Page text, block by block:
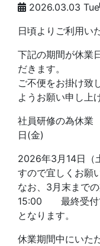
2026.03.03 Tue
日頃よりご利用い
下記の期間が休業
だきます。
ご不便をお掛け致
ようお願い申し上
社員研修の為
日(金)
2026年3月14日（
すので宜しくお願
なお、3月末まで
15:00 最終受付
となります。
休業期間中にいた